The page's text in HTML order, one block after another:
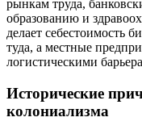
рынкам труда,
образованию и
делает себестоимость
туда, а местные
логистическими
Исторические
колониализма